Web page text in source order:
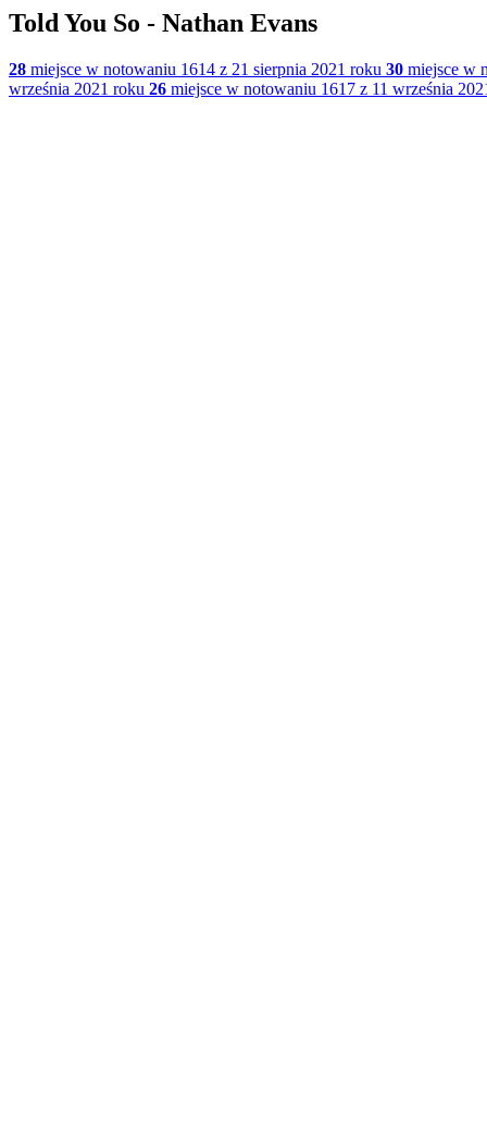
Told You So - Nathan Evans
28 miejsce w notowaniu 1614 z 21 sierpnia 2021 roku 30 miejsce w
września 2021 roku 26 miejsce w notowaniu 1617 z 11 września